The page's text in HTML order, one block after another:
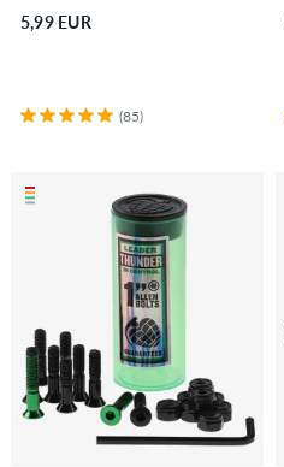
5,99 EUR
(85)